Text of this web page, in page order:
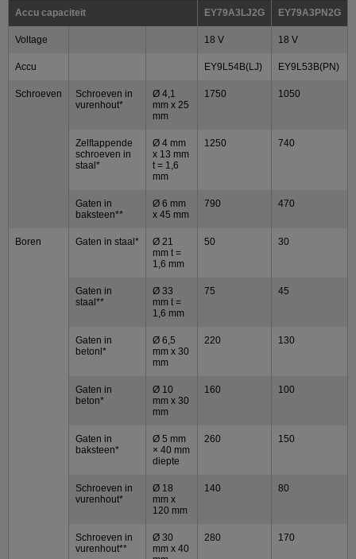
Accu capaciteit EY79A3LJ2G EY79A3PN2G
Voltage 18 V 18 V
Accu EY9L54B(LJ) EY9L53B(PN)
Schroeven
Schroeven in
vurenhout*
Ø 4,1
mm x 25
mm
1750 1050
Zelftappende
schroeven in
staal*
Ø 4 mm
x 13 mm
t = 1,6
mm
1250 740
Gaten in
baksteen**
Ø 6 mm
x 45 mm
790 470
Boren Gaten in staal*
Ø 21
mm t =
1,6 mm
50 30
Gaten in
staal**
Ø 33
mm t =
1,6 mm
75 45
Gaten in
betonl*
Ø 6,5
mm x 30
mm
220 130
Gaten in
beton*
Ø 10
mm x 30
mm
160 100
Gaten in
baksteen*
Ø 5 mm
× 40 mm
diepte
260 150
Schroeven in
vurenhout*
Ø 18
mm x
120 mm
140 80
Schroeven in
vurenhout**
Ø 30
mm x 40
280 170